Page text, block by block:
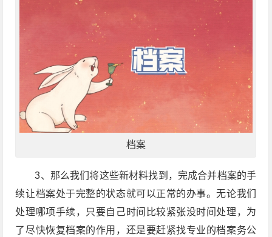
档案
3、那么我们将这些新材料找到，完成合并档案的手
续让档案处于完整的状态就可以正常的办事。无论我们
处理哪项手续，只要自己时间比较紧张没时间处理，为
了尽快恢复档案的作用，还是要赶紧找专业的档案务公